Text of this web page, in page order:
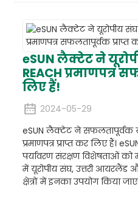
eSUN लैक्टेट ने
REACH प्रमाणपत्र
लिए हैं!
2024-05-29
eSUN लैक्टेट ने सफलतापूर्वक
प्रमाणपत्र प्राप्त कर लिए हैं।
पर्यावरण संरक्षण विशेषताओं
में यूरोपीय संघ, उत्तरी आयरलैंड
क्षेत्रों में इनका उपयोग किया